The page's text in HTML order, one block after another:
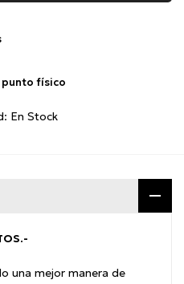
punto físico
En Stock
una mejor manera de